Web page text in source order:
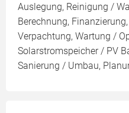
Auslegung, Reinigung /
Berechnung,
Verpachtung, Wartung /
Solarstromspeicher / PV
Sanierung / Umbau,